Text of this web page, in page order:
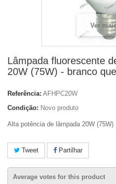
Ver
Lâmpada fluorescente
20W (75W) - branco
Referência: AFHPC20W
Condição: Novo produto
Alta potência de lâmpada 20W (75W)
Tweet Partilhar
Average votes for this product